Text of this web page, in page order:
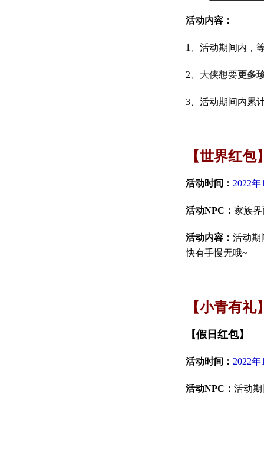
活动内容：
1、活动期间内，
2、 大侠想要更多
3、活动期间内累
【世界红包
活动时间： 2022
活动NPC： 家族
活动内容： 活动期
快有手慢无哦~
【小青有礼
【假日红包】
活动时间： 2022
活动NPC： 活动